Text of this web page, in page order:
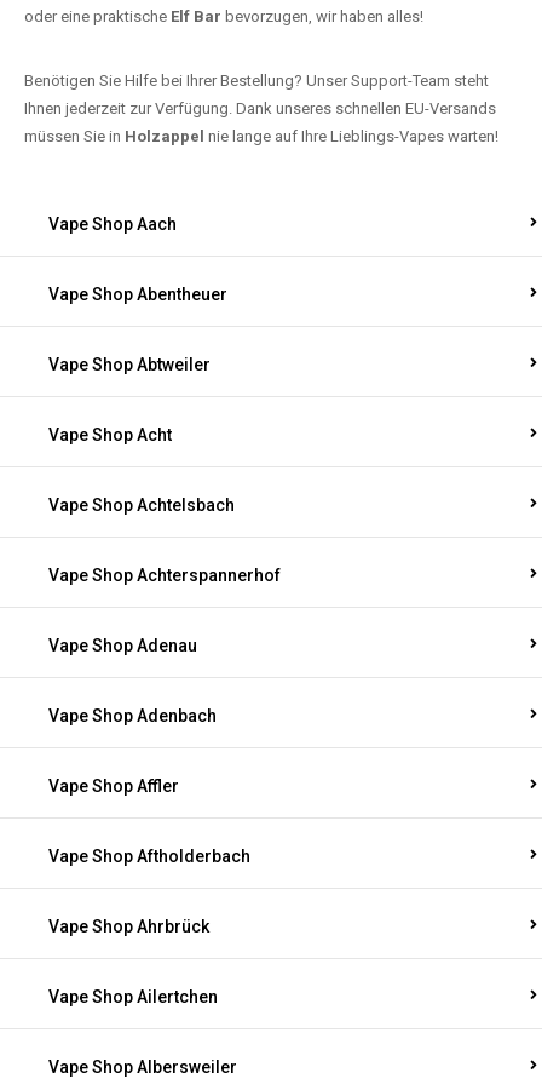
oder eine praktische Elf Bar bevorzugen, wir haben alles!
Benötigen Sie Hilfe bei Ihrer Bestellung? Unser Support-Team steht
Ihnen jederzeit zur Verfügung. Dank unseres schnellen EU-Versands
müssen Sie in Holzappel nie lange auf Ihre Lieblings-Vapes warten!
Vape Shop Aach
Vape Shop Abentheuer
Vape Shop Abtweiler
Vape Shop Acht
Vape Shop Achtelsbach
Vape Shop Achterspannerhof
Vape Shop Adenau
Vape Shop Adenbach
Vape Shop Affler
Vape Shop Aftholderbach
Vape Shop Ahrbrück
Vape Shop Ailertchen
Vape Shop Albersweiler